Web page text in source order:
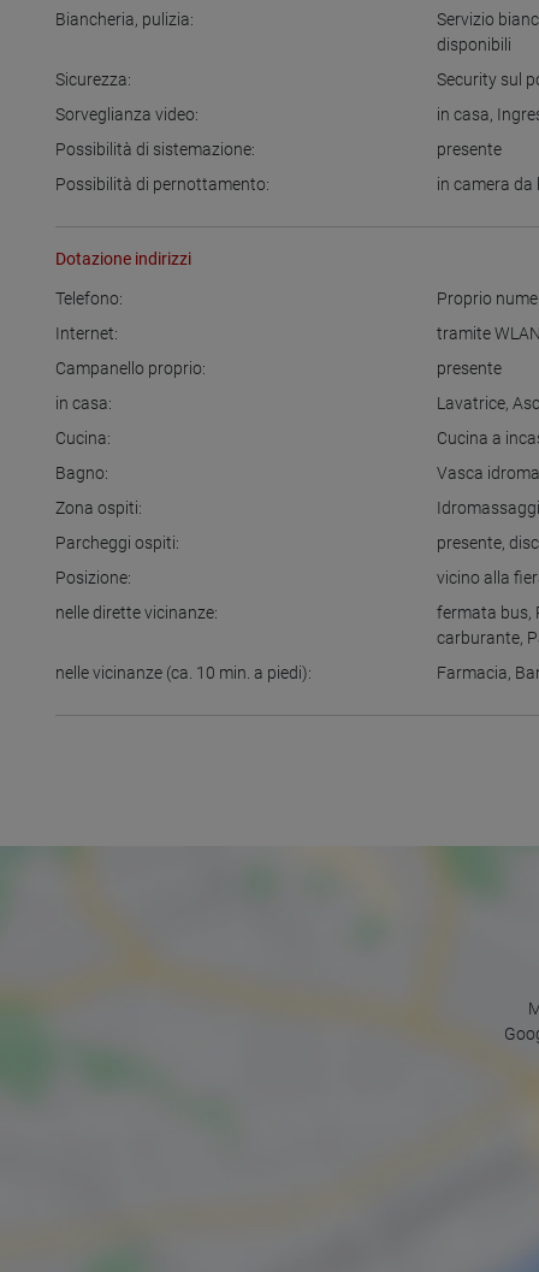
Biancheria, pulizia:
Servizio
disponibili
Sicurezza:
Security sul
Sorveglianza video:
in casa,
Possibilità di sistemazione:
presente
Possibilità di pernottamento:
in camera da
Dotazione indirizzi
Telefono:
Proprio
Internet:
tramite WLAN
Campanello proprio:
presente
in casa:
Lavatrice,
Cucina:
Cucina a
Bagno:
Vasca
Zona ospiti:
Parcheggi ospiti:
presente,
Posizione:
vicino alla
nelle dirette vicinanze:
fermata bus,
carburante,
nelle vicinanze (ca. 10 min. a piedi):
Farmacia,